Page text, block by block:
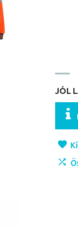
JÓL